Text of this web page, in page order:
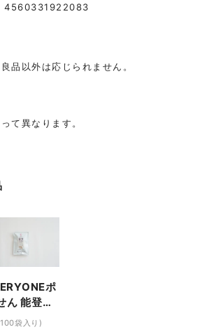
4560331922083
品以外は応じられません。
て異なります。
ポ
ん 能登産
米スナッ
袋入り)